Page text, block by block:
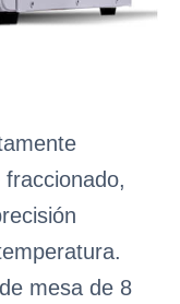
mesa de 8